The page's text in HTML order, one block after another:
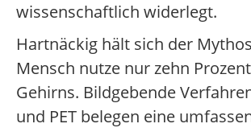
wissenschaftlich widerlegt.
Hartnäckig hält sich der
Mensch nutze nur zehn
Gehirns. Bildgebende
und PET belegen eine